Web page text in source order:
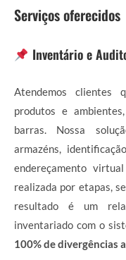
Serviços oferecidos
Inventário e
Atendemos clientes
produtos e
barras. Nossa
armazéns,
endereçamento
realizada por etapas,
resultado é um
inventariado com o
100% de divergências